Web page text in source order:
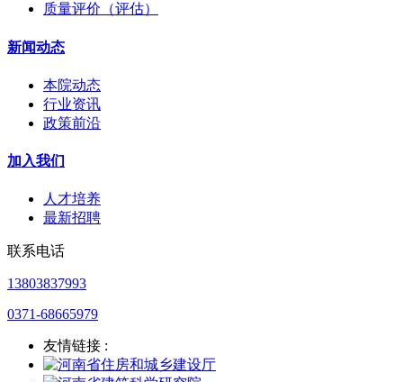
质量评价（评估）
新闻动态
本院动态
行业资讯
政策前沿
加入我们
人才培养
最新招聘
联系电话
13803837993
0371-68665979
友情链接 :